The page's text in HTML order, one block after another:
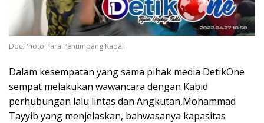
Doc.Photo Para Penumpang Kapal
Dalam kesempatan yang sama pihak media DetikOne
sempat melakukan wawancara dengan Kabid
perhubungan lalu lintas dan Angkutan,Mohammad
Tayyib yang menjelaskan, bahwasanya kapasitas